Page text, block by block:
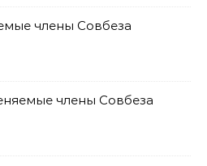
члены Совбеза
члены Совбеза